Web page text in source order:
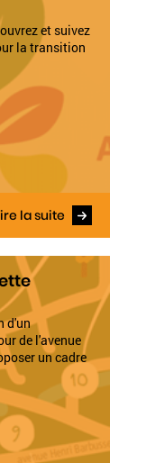
et suivez
la transition
la suite
d'un
de l'avenue
un cadre